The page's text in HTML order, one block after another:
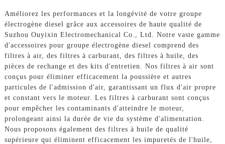
Améliorez les performances et la longévité de votre groupe
électrogène diesel grâce aux accessoires de haute qualité de
Suzhou Ouyixin Electromechanical Co., Ltd. Notre vaste gamme
d'accessoires pour groupe électrogène diesel comprend des
filtres à air, des filtres à carburant, des filtres à huile, des
pièces de rechange et des kits d'entretien. Nos filtres à air sont
conçus pour éliminer efficacement la poussière et autres
particules de l'admission d'air, garantissant un flux d'air propre
et constant vers le moteur. Les filtres à carburant sont conçus
pour empêcher les contaminants d'atteindre le moteur,
prolongeant ainsi la durée de vie du système d'alimentation.
Nous proposons également des filtres à huile de qualité
supérieure qui éliminent efficacement les impuretés de l'huile,